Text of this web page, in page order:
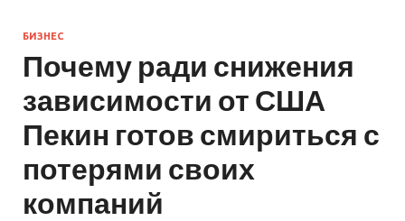
БИЗНЕС
Почему ради снижения
зависимости от США
Пекин готов смириться с
потерями своих
компаний